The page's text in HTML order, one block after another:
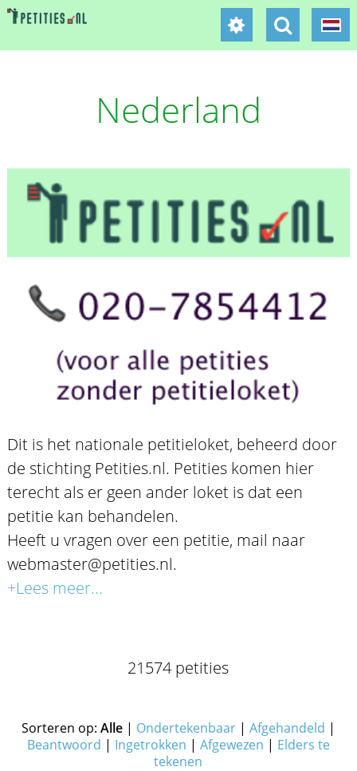
Nederland
Dit is het nationale petitieloket, beheerd door
de stichting Petities.nl. Petities komen hier
terecht als er geen ander loket is dat een
petitie kan behandelen.
Heeft u vragen over een petitie, mail naar
webmaster@petities.nl.
+Lees meer...
21574 petities
Sorteren op: Alle| Ondertekenbaar| Afgehandeld |
Beantwoord | Ingetrokken | Afgewezen | Elders te
tekenen